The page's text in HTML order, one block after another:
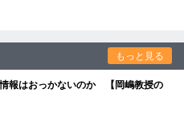
もっと見る
報はおっかないのか 【岡嶋教授の